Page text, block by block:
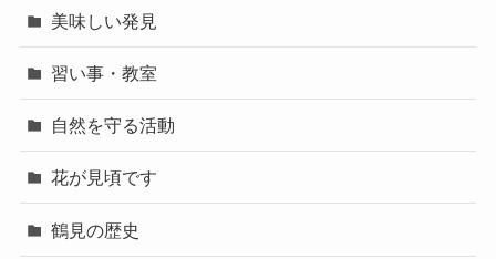
美味しい発見
習い事・教室
自然を守る活動
花が見頃です
鶴見の歴史